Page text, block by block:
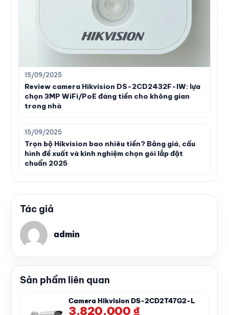
15/09/2025
Review camera Hikvision DS-2CD2432F-IW: lựa
chọn 3MP WiFi/PoE đáng tiền cho không gian
trong nhà
15/09/2025
Trọn bộ Hikvision bao nhiêu tiền? Bảng giá, cấu
hình đề xuất và kinh nghiệm chọn gói lắp đặt
chuẩn 2025
Tác giả
admin
Sản phẩm liên quan
Camera Hikvision DS-2CD2T47G2-L
3.820.000 ₫